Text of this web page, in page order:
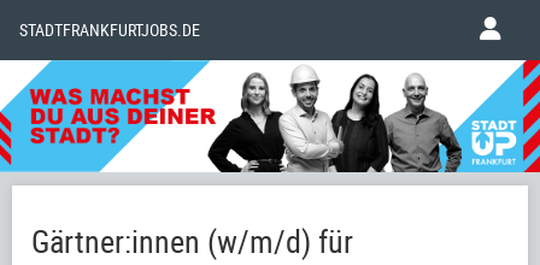
STADTFRANKFURTJOBS.DE
Gärtner:innen (w/m/d) für